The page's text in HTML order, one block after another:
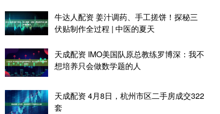
牛达人配资 姜汁调药、手工搓饼！探秘三
伏贴制作全过程 | 中医的夏天
天成配资 IMO美国队原总教练罗博深：我不
想培养只会做数学题的人
天成配资 4月8日，杭州市区二手房成交322
套